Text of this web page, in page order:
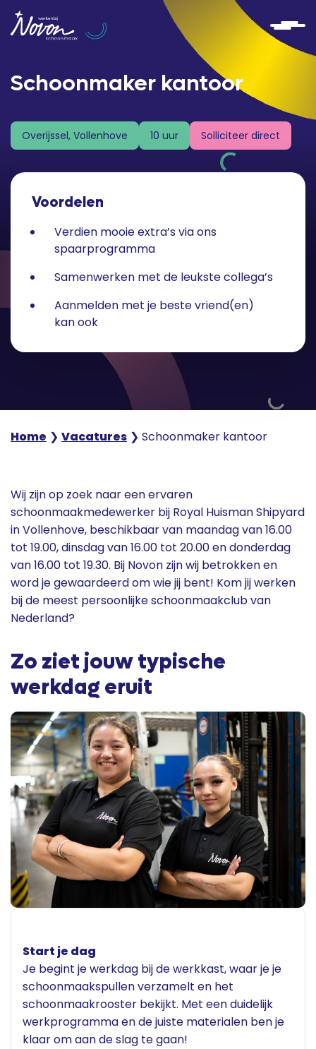
Schoonmaker kantoor
Overijssel, Vollenhove 10 uur Solliciteer direct
Voordelen
Verdien mooie extra’s via ons
spaarprogramma
Samenwerken met de leukste collega’s
Aanmelden met je beste vriend(en)
kan ook
Home ❯ Vacatures ❯ Schoonmaker kantoor
Wij zijn op zoek naar een ervaren
schoonmaakmedewerker bij Royal Huisman Shipyard
in Vollenhove, beschikbaar van maandag van 16.00
tot 19.00, dinsdag van 16.00 tot 20.00 en donderdag
van 16.00 tot 19.30. Bij Novon zijn wij betrokken en
word je gewaardeerd om wie jij bent! Kom jij werken
bij de meest persoonlijke schoonmaakclub van
Nederland?
Zo ziet jouw typische
werkdag eruit
Start je dag
Je begint je werkdag bij de werkkast, waar je je
schoonmaakspullen verzamelt en het
schoonmaakrooster bekijkt. Met een duidelijk
werkprogramma en de juiste materialen ben je
klaar om aan de slag te gaan!